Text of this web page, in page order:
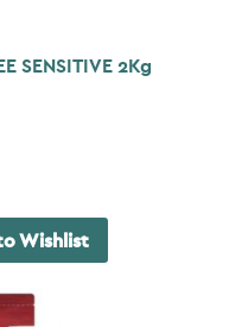
SENSITIVE 2Kg
Wishlist